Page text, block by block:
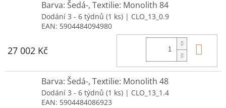
Barva: Šedá-, Textilie: Monolith 84
Dodání 3 - 6 týdnů (1 ks) | CLO_13_0.9
EAN: 5904484094980
27 002 Kč
Barva: Šedá-, Textilie: Monolith 48
Dodání 3 - 6 týdnů (1 ks) | CLO_13_1.4
EAN: 5904484086923